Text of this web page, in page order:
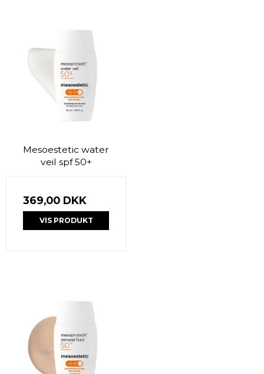
Mesoestetic water
veil spf 50+
369,00 DKK
VIS PRODUKT